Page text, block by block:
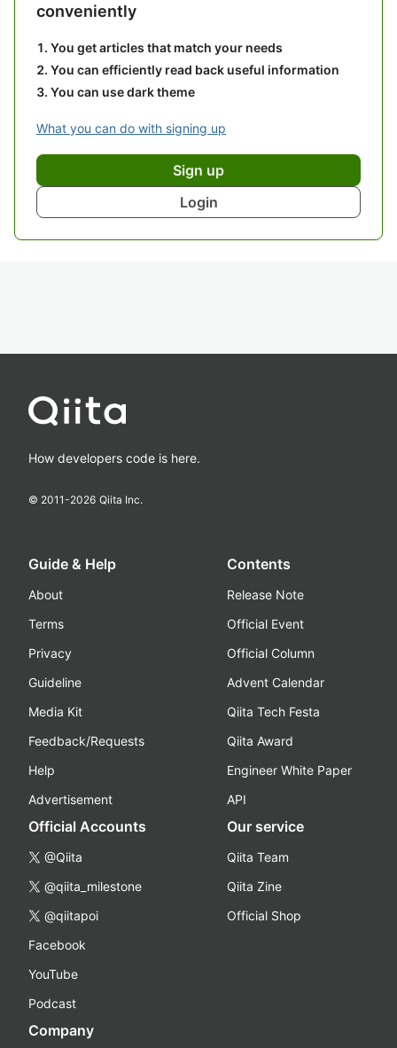
conveniently
You get articles that match your needs
You can efficiently read back useful information
You can use dark theme
What you can do with signing up
Sign up
Login
How developers code is here.
© 2011-2026 Qiita Inc.
Guide & Help
About
Terms
Privacy
Guideline
Media Kit
Feedback/Requests
Help
Advertisement
Contents
Release Note
Official Event
Official Column
Advent Calendar
Qiita Tech Festa
Qiita Award
Engineer White Paper
API
Official Accounts
@Qiita
@qiita_milestone
@qiitapoi
Facebook
YouTube
Podcast
Our service
Qiita Team
Qiita Zine
Official Shop
Company